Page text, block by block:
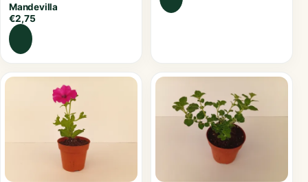
Mandevilla
€2,75